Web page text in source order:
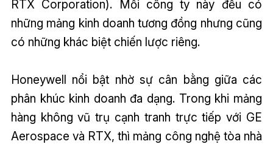
RTX Corporation). Mỗi công ty này đều có
những mảng kinh doanh tương đồng nhưng cũng
có những khác biệt chiến lược riêng.
Honeywell nổi bật nhờ sự cân bằng giữa các
phân khúc kinh doanh đa dạng. Trong khi mảng
hàng không vũ trụ cạnh tranh trực tiếp với GE
Aerospace và RTX, thì mảng công nghệ tòa nhà